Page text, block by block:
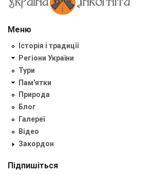
Меню
Історія і традиції
Регіони України
Тури
Пам'ятки
Природа
Блог
Галереї
Відео
Закордон
Підпишіться